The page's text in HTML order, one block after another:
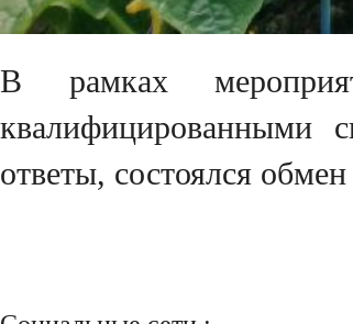
В рамках
квалифицированными
ответы, состоялся